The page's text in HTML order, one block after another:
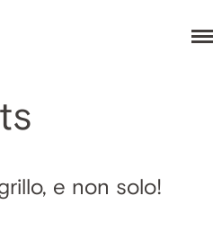
e non solo!